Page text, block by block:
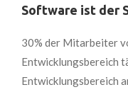
Software ist der
30% der Mitarbeiter
Entwicklungsbereich
Entwicklungsbereich